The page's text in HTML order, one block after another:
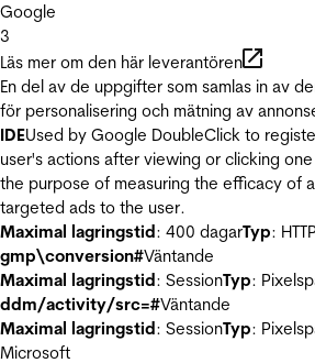
Google
3
Läs mer om den här leverantören
En del av de uppgifter som samlas in av
för personalisering och mätning av
IDEUsed by Google DoubleClick to
user's actions after viewing or clicking
the purpose of measuring the efficacy of
targeted ads to the user.
Maximal lagringstid: 400 dagarTyp:
gmp\conversion#Väntande
Maximal lagringstid: SessionTyp:
ddm/activity/src=#Väntande
Maximal lagringstid: SessionTyp:
Microsoft